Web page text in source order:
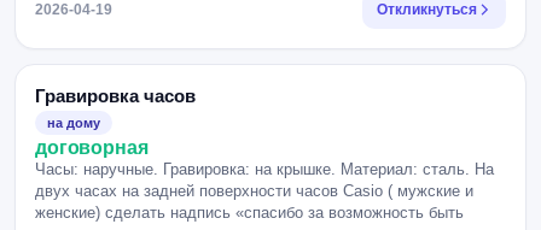
2026-04-19 Откликнуться
Гравировка часов
на дому
договорная
Часы: наручные. Гравировка: на крышке. Материал: сталь. На
двух часах на задней поверхности часов Casio ( мужские и
женские) сделать надпись «спасибо за возможность быть